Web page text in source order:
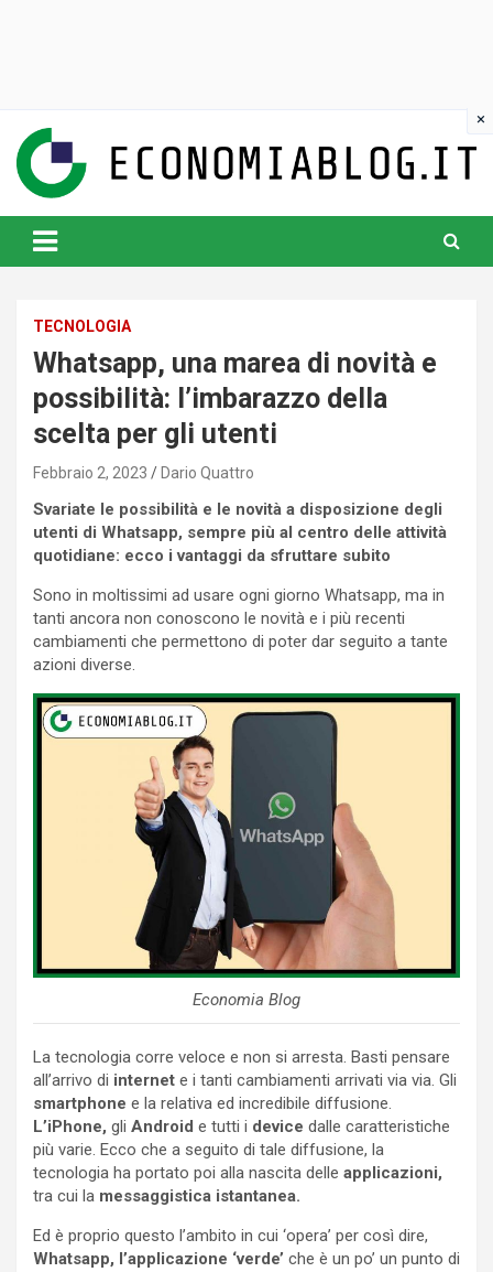
content
www.economiablog.it
TECNOLOGIA
Whatsapp, una marea di novità e
possibilità: l’imbarazzo della
scelta per gli utenti
Febbraio 2, 2023 Dario Quattro
Svariate le possibilità e le novità a disposizione degli
utenti di Whatsapp, sempre più al centro delle attività
quotidiane: ecco i vantaggi da sfruttare subito
Sono in moltissimi ad usare ogni giorno Whatsapp, ma in
tanti ancora non conoscono le novità e i più recenti
cambiamenti che permettono di poter dar seguito a tante
azioni diverse.
Economia Blog
La tecnologia corre veloce e non si arresta. Basti pensare
all’arrivo di internet e i tanti cambiamenti arrivati via via. Gli
smartphone e la relativa ed incredibile diffusione.
L’iPhone, gli Android e tutti i device dalle caratteristiche
più varie. Ecco che a seguito di tale diffusione, la
tecnologia ha portato poi alla nascita delle applicazioni,
tra cui la messaggistica istantanea.
Ed è proprio questo l’ambito in cui ‘opera’ per così dire,
Whatsapp, l’applicazione ‘verde’ che è un po’ un punto di